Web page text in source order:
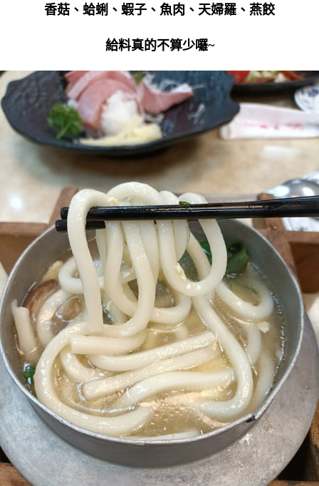
香菇、蛤蜊、蝦子、魚肉、天婦羅、燕餃
給料真的不算少囉~